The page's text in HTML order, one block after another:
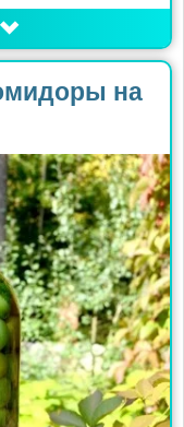
на